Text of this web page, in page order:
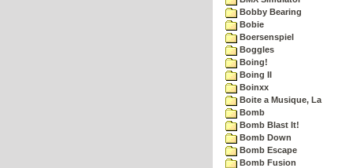
Bobby Bearing
Bobie
Boersenspiel
Boggles
Boing!
Boing II
Boinxx
Boite a Musique, La
Bomb
Bomb Blast It!
Bomb Down
Bomb Escape
Bomb Fusion